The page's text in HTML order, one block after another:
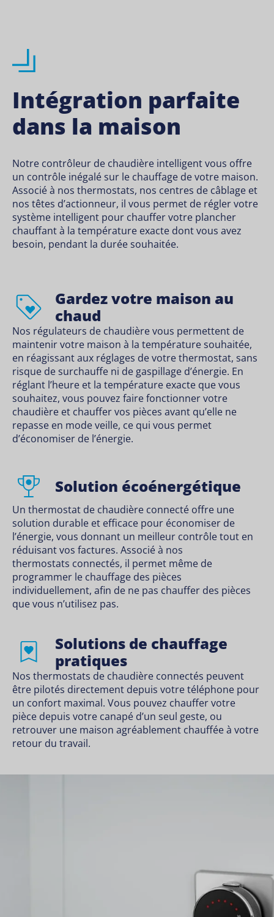
Intégration parfaite
dans la maison
Notre contrôleur de chaudière intelligent vous offre
un contrôle inégalé sur le chauffage de votre maison.
Associé à nos thermostats, nos centres de câblage et
nos têtes d’actionneur, il vous permet de régler votre
système intelligent pour chauffer votre plancher
chauffant à la température exacte dont vous avez
besoin, pendant la durée souhaitée.
Gardez votre maison au
chaud
Nos régulateurs de chaudière vous permettent de
maintenir votre maison à la température souhaitée,
en réagissant aux réglages de votre thermostat, sans
risque de surchauffe ni de gaspillage d’énergie. En
réglant l’heure et la température exacte que vous
souhaitez, vous pouvez faire fonctionner votre
chaudière et chauffer vos pièces avant qu’elle ne
repasse en mode veille, ce qui vous permet
d’économiser de l’énergie.
Solution écoénergétique
Un thermostat de chaudière connecté offre une
solution durable et efficace pour économiser de
l’énergie, vous donnant un meilleur contrôle tout en
réduisant vos factures. Associé à nos
thermostats connectés, il permet même de
programmer le chauffage des pièces
individuellement, afin de ne pas chauffer des pièces
que vous n’utilisez pas.
Solutions de chauffage
pratiques
Nos thermostats de chaudière connectés peuvent
être pilotés directement depuis votre téléphone pour
un confort maximal. Vous pouvez chauffer votre
pièce depuis votre canapé d’un seul geste, ou
retrouver une maison agréablement chauffée à votre
retour du travail.